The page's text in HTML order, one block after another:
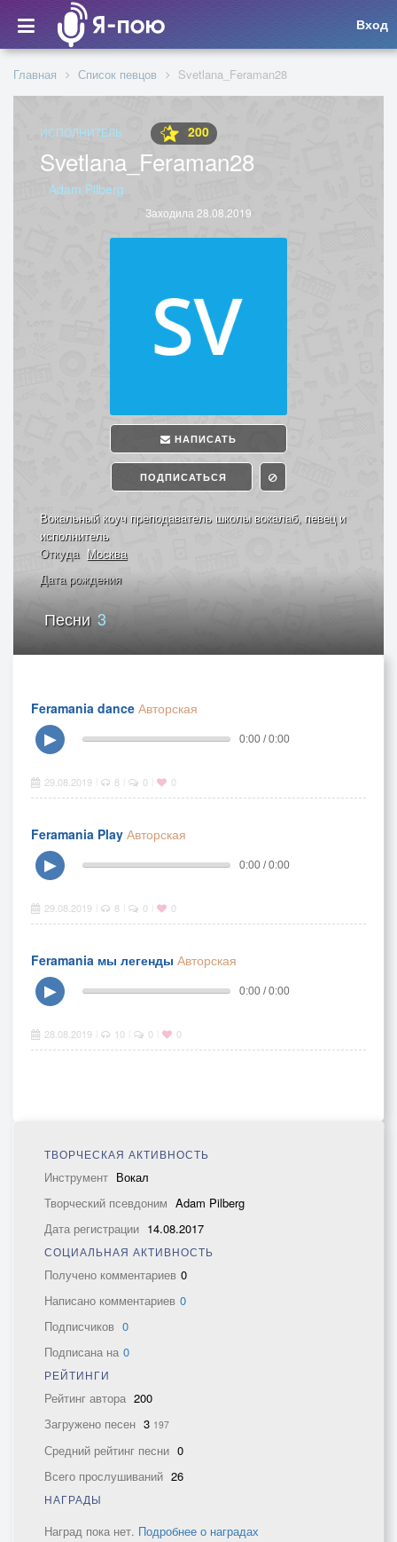
Вход
Главная Список певцов Svetlana_Feraman28
ИСПОЛНИТЕЛЬ 200
Svetlana_Feraman28
Adam Pilberg
Заходила 28.08.2019
НАПИСАТЬ
ПОДПИСАТЬСЯ
Вокальный коуч преподаватель школы вокалаб, певец и
исполнитель
Откуда Москва
Дата рождения
Песни 3
Feramania dance Авторская
▶
0:00 / 0:00
29.08.2019 8 0 0
Feramania Play Авторская
▶
0:00 / 0:00
29.08.2019 8 0 0
Feramania мы легенды Авторская
▶
0:00 / 0:00
28.08.2019 10 0 0
ТВОРЧЕСКАЯ АКТИВНОСТЬ
Инструмент Вокал
Творческий псевдоним Adam Pilberg
Дата регистрации 14.08.2017
СОЦИАЛЬНАЯ АКТИВНОСТЬ
Получено комментариев 0
Написано комментариев 0
Подписчиков 0
Подписана на 0
РЕЙТИНГИ
Рейтинг автора 200
Загружено песен 3 197
Средний рейтинг песни 0
Всего прослушиваний 26
НАГРАДЫ
Наград пока нет. Подробнее о наградах